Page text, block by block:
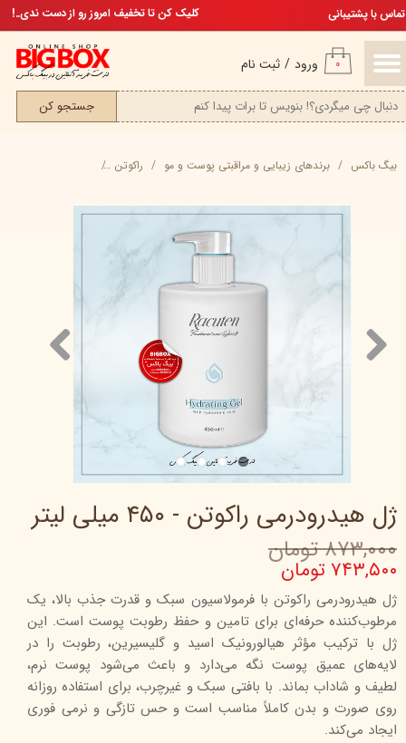
ورود / ثبت نام
حساب کاربری من
تغییر گذر واژه
سفارشات
خروج از حساب کاربری
۰
جستجو کن
تخفیف ویژه، برای مامان خوشگلمکلیک کن تا تخفیف امروز رو از دست ندی..! تماس با پشتیبانی
بیگ باکس برند‌های زیبایی و مراقبتی پوست و مو راکوتن
ژل هیدرودرمی راکوتن - ۴۵۰ میلی‌ لیتر
۸۷۳,۰۰۰ تومان
۷۴۳,۵۰۰ تومان
ژل هیدرودرمی راکوتن با فرمولاسیون سبک و قدرت جذب بالا، یک
مرطوب‌کننده حرفه‌ای برای تامین و حفظ رطوبت پوست است. این
ژل با ترکیب مؤثر هیالورونیک اسید و گلیسیرین، رطوبت را در
لایه‌های عمیق پوست نگه می‌دارد و باعث می‌شود پوست نرم،
لطیف و شاداب بماند. با بافتی سبک و غیرچرب، برای استفاده روزانه
روی صورت و بدن کاملاً مناسب است و حس تازگی و نرمی فوری
ایجاد می‌کند.